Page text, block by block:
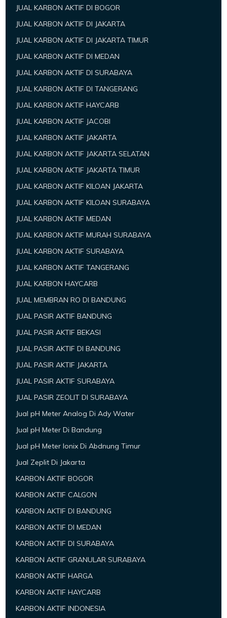
JUAL KARBON AKTIF DI BOGOR
JUAL KARBON AKTIF DI JAKARTA
JUAL KARBON AKTIF DI JAKARTA TIMUR
JUAL KARBON AKTIF DI MEDAN
JUAL KARBON AKTIF DI SURABAYA
JUAL KARBON AKTIF DI TANGERANG
JUAL KARBON AKTIF HAYCARB
JUAL KARBON AKTIF JACOBI
JUAL KARBON AKTIF JAKARTA
JUAL KARBON AKTIF JAKARTA SELATAN
JUAL KARBON AKTIF JAKARTA TIMUR
JUAL KARBON AKTIF KILOAN JAKARTA
JUAL KARBON AKTIF KILOAN SURABAYA
JUAL KARBON AKTIF MEDAN
JUAL KARBON AKTIF MURAH SURABAYA
JUAL KARBON AKTIF SURABAYA
JUAL KARBON AKTIF TANGERANG
JUAL KARBON HAYCARB
JUAL MEMBRAN RO DI BANDUNG
JUAL PASIR AKTIF BANDUNG
JUAL PASIR AKTIF BEKASI
JUAL PASIR AKTIF DI BANDUNG
JUAL PASIR AKTIF JAKARTA
JUAL PASIR AKTIF SURABAYA
JUAL PASIR ZEOLIT DI SURABAYA
Jual pH Meter Analog Di Ady Water
Jual pH Meter Di Bandung
Jual pH Meter Ionix Di Abdnung Timur
Jual Zeplit Di Jakarta
KARBON AKTIF BOGOR
KARBON AKTIF CALGON
KARBON AKTIF DI BANDUNG
KARBON AKTIF DI MEDAN
KARBON AKTIF DI SURABAYA
KARBON AKTIF GRANULAR SURABAYA
KARBON AKTIF HARGA
KARBON AKTIF HAYCARB
KARBON AKTIF INDONESIA